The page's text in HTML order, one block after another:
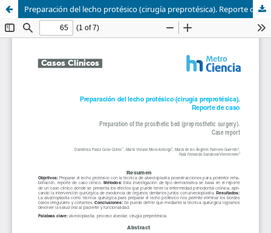
Preparación del lecho protésico (cirugía preprotésica). Reporte de caso